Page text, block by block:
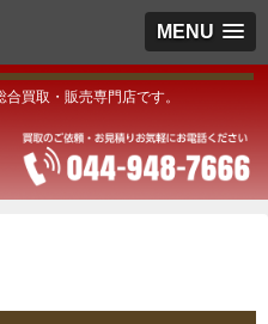
MENU
買取・販売専門店です。